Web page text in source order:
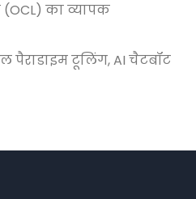
का व्यापक
पैराडाइम टूलिंग, AI चैटबॉट